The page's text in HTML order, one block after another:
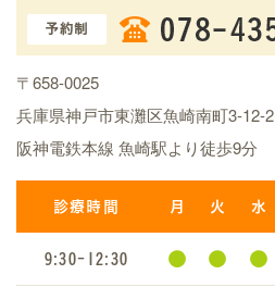
〒658-0025
兵庫県神戸市東灘区魚崎南町3-12-2
阪神電鉄本線 魚崎駅より徒歩9分
診療時間 月 火 水
9:30-12:30 ● ● ●